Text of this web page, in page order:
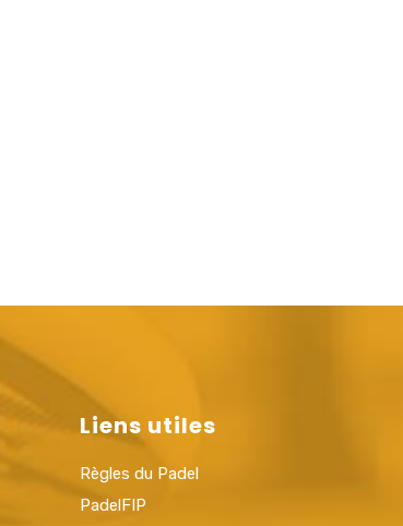
Liens utiles
Règles du Padel
PadelFIP